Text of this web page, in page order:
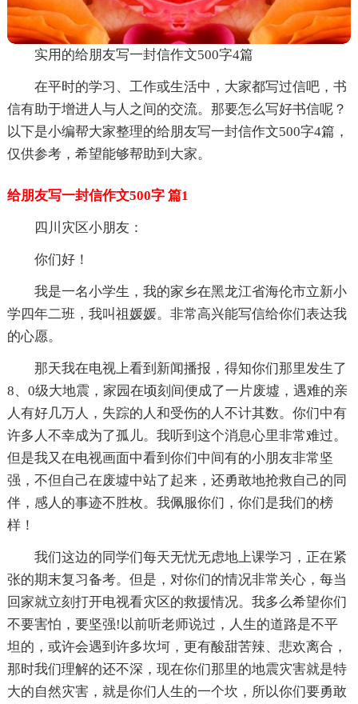
实用的给朋友写一封信作文500字4篇
在平时的学习、工作或生活中，大家都写过信吧，书
信有助于增进人与人之间的交流。那要怎么写好书信呢？
以下是小编帮大家整理的给朋友写一封信作文500字4篇，
仅供参考，希望能够帮助到大家。
给朋友写一封信作文500字 篇1
四川灾区小朋友：
你们好！
我是一名小学生，我的家乡在黑龙江省海伦市立新小
学四年二班，我叫祖媛媛。非常高兴能写信给你们表达我
的心愿。
那天我在电视上看到新闻播报，得知你们那里发生了
8、0级大地震，家园在顷刻间便成了一片废墟，遇难的亲
人有好几万人，失踪的人和受伤的人不计其数。你们中有
许多人不幸成为了孤儿。我听到这个消息心里非常难过。
但是我又在电视画面中看到你们中间有的小朋友非常坚
强，不但自己在废墟中站了起来，还勇敢地抢救自己的同
伴，感人的事迹不胜枚。我佩服你们，你们是我们的榜
样！
我们这边的同学们每天无忧无虑地上课学习，正在紧
张的期末复习备考。但是，对你们的情况非常关心，每当
回家就立刻打开电视看灾区的救援情况。我多么希望你们
不要害怕，要坚强!以前听老师说过，人生的道路是不平
坦的，或许会遇到许多坎坷，更有酸甜苦辣、悲欢离合，
那时我们理解的还不深，现在你们那里的地震灾害就是特
大的自然灾害，就是你们人生的一个坎，所以你们要勇敢